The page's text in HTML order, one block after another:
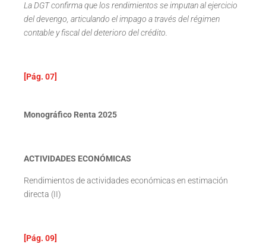
La DGT confirma que los rendimientos se imputan al ejercicio
del devengo, articulando el impago a través del régimen
contable y fiscal del deterioro del crédito.
[Pág. 07]
Monográfico Renta 2025
ACTIVIDADES ECONÓMICAS
Rendimientos de actividades económicas en estimación
directa (II)
[Pág. 09]